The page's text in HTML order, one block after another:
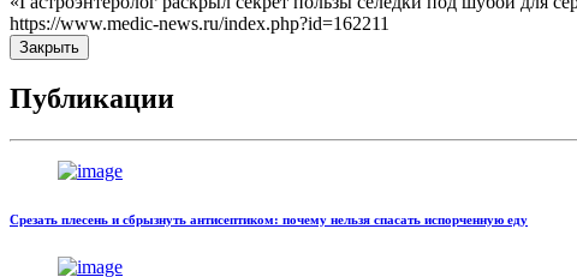
https://www.medic-news.ru/index.php?id=162211
Закрыть
Публикации
Срезать плесень и сбрызнуть антисептиком: почему нельзя спасать испорченную еду